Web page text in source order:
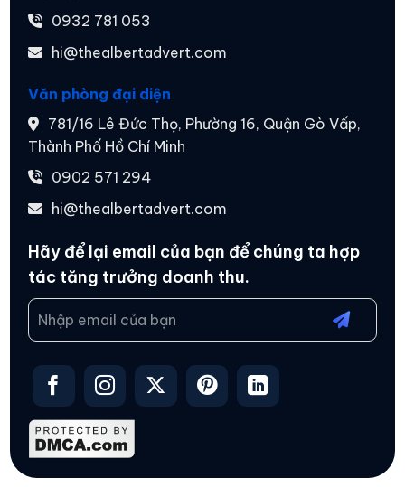
0932 781 053
hi@thealbertadvert.com
Văn phòng đại diện
781/16 Lê Đức Thọ, Phường 16, Quận Gò Vấp,
Thành Phố Hồ Chí Minh
0902 571 294
hi@thealbertadvert.com
Hãy để lại email của bạn để chúng ta hợp
tác tăng trưởng doanh thu.